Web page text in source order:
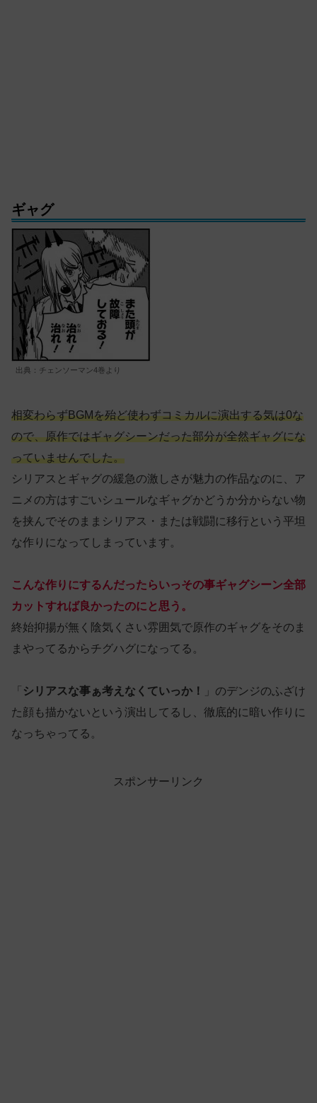
ギャグ
出典：チェンソーマン4巻より
相変わらずBGMを殆ど使わずコミカルに演出する気は0な
ので、原作ではギャグシーンだった部分が全然ギャグにな
っていませんでした。
シリアスとギャグの緩急の激しさが魅力の作品なのに、ア
ニメの方はすごいシュールなギャグかどうか分からない物
を挟んでそのままシリアス・または戦闘に移行という平坦
な作りになってしまっています。
こんな作りにするんだったらいっその事ギャグシーン全部
カットすれば良かったのにと思う。
終始抑揚が無く陰気くさい雰囲気で原作のギャグをそのま
まやってるからチグハグになってる。
「 シリアスな事ぁ考えなくていっか！
」のデンジのふざけ
た顔も描かないという演出してるし、徹底的に暗い作りに
なっちゃってる。
スポンサーリンク